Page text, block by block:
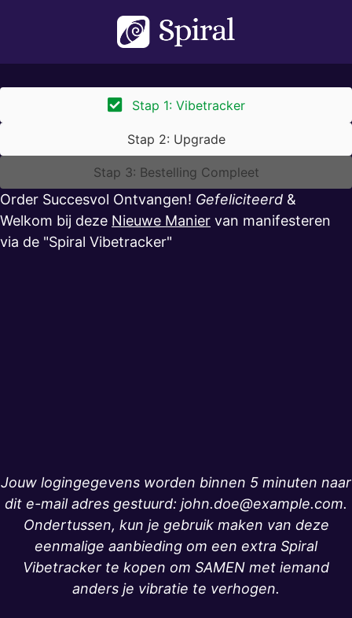
Stap 1: Vibetracker
Stap 2: Upgrade
Stap 3: Bestelling Compleet
Order Succesvol Ontvangen! Gefeliciteerd &
Welkom bij deze Nieuwe Manier van manifesteren
via de "Spiral Vibetracker"
Jouw logingegevens worden binnen 5 minuten naar
dit e-mail adres gestuurd: john.doe@example.com.
Ondertussen, kun je gebruik maken van deze
eenmalige aanbieding om een extra Spiral
Vibetracker te kopen om SAMEN met iemand
anders je vibratie te verhogen.